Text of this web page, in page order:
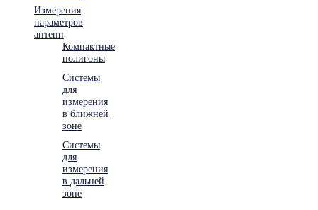
Измерения
параметров
антенн
Компактные
полигоны
Системы
для
измерения
в ближней
зоне
Системы
для
измерения
в дальней
зоне